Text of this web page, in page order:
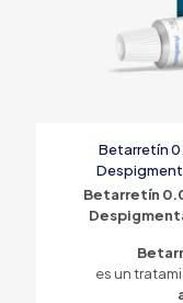
Betarretín
Betarretín
es un